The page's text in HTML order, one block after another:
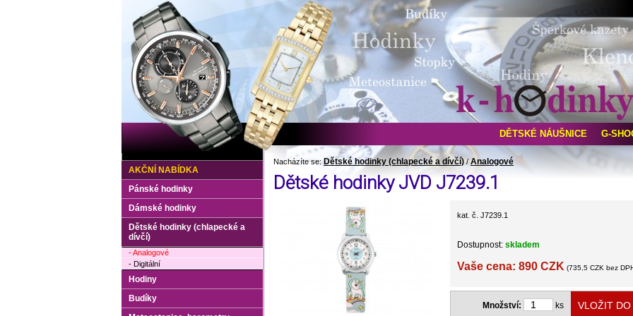
Nacházíte se: Dětské hodinky (chlapecké a dívčí) / Analogové
Dětské hodinky JVD J7239.1
kat. č. J7239.1
Dostupnost: skladem
Vaše cena: 890 CZK (735,5 CZK bez
Množství: ks
AKČNÍ NABÍDKA
Pánské hodinky
Dámské hodinky
Dětské hodinky (chlapecké a
dívčí)
- Analogové
- Digitální
Hodiny
Budíky
DĚTSKÉ NÁUŠNICE G-